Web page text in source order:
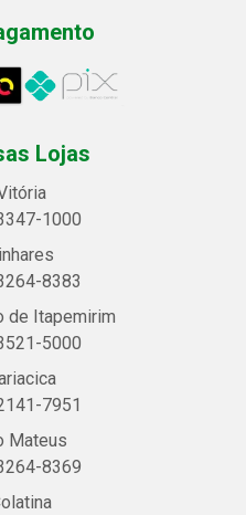
Lojas
1000
8383
de Itapemirim
5000
7951
Mateus
8369